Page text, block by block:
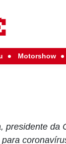
Motorshow
presidente da